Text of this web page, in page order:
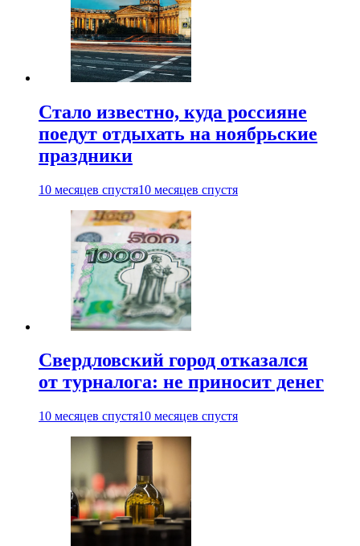
Стало известно, куда россияне
поедут отдыхать на ноябрьские
праздники
10 месяцев спустя10 месяцев спустя
Свердловский город отказался
от турналога: не приносит денег
10 месяцев спустя10 месяцев спустя